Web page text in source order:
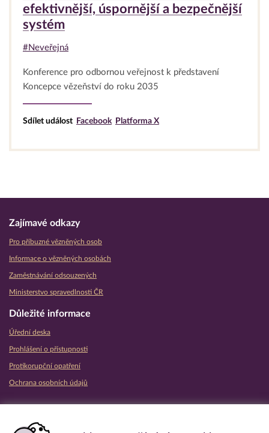
efektivnější, úspornější a bezpečnější
systém
#Neveřejná
Konference pro odbornou veřejnost k představení
Koncepce vězeňství do roku 2035
Sdílet událost Facebook Platforma X
Zajímavé odkazy
Pro příbuzné vězněných osob
Informace o vězněných osobách
Zaměstnávání odsouzených
Ministerstvo spravedlnosti ČR
Důležité informace
Úřední deska
Prohlášení o přístupnosti
Protikorupční opatření
Ochrana osobních údajů